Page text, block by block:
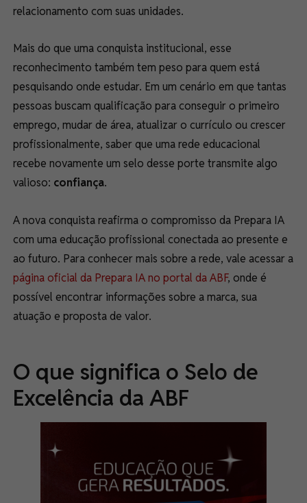
relacionamento com suas unidades.
Mais do que uma conquista institucional, esse
reconhecimento também tem peso para quem está
pesquisando onde estudar. Em um cenário em que tantas
pessoas buscam qualificação para conseguir o primeiro
emprego, mudar de área, atualizar o currículo ou crescer
profissionalmente, saber que uma rede educacional
recebe novamente um selo desse porte transmite algo
valioso: confiança.
A nova conquista reafirma o compromisso da Prepara IA
com uma educação profissional conectada ao presente e
ao futuro. Para conhecer mais sobre a rede, vale acessar a
página oficial da Prepara IA no portal da ABF, onde é
possível encontrar informações sobre a marca, sua
atuação e proposta de valor.
O que significa o Selo de
Excelência da ABF